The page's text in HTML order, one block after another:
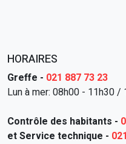
HORAIRES
Greffe - 021 887 73 23
Lun à mer: 08h00 - 11h30 /
Contrôle des habitants -
et Service technique -